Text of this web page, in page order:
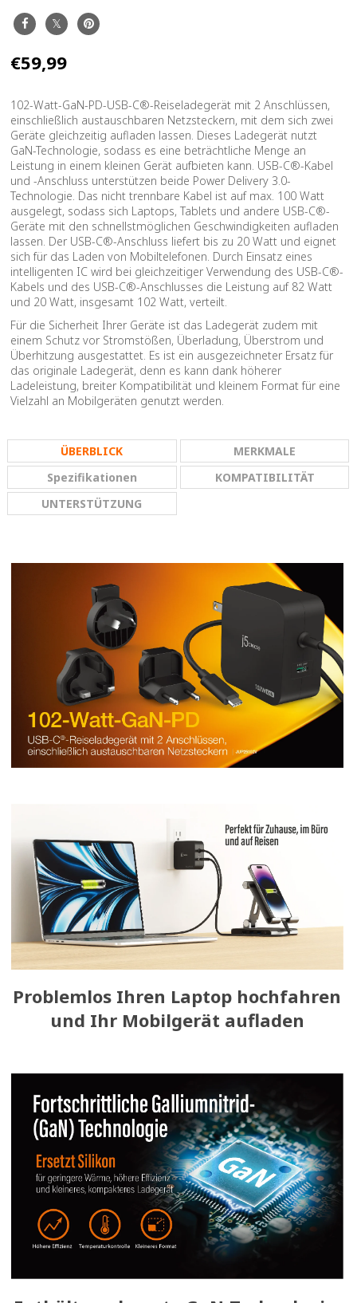
€59,99
102-Watt-GaN-PD-USB-C®-Reiseladegerät mit 2 Anschlüssen,
einschließlich austauschbaren Netzsteckern, mit dem sich zwei
Geräte gleichzeitig aufladen lassen. Dieses Ladegerät nutzt
GaN-Technologie, sodass es eine beträchtliche Menge an
Leistung in einem kleinen Gerät aufbieten kann. USB-C®-Kabel
und -Anschluss unterstützen beide Power Delivery 3.0-
Technologie. Das nicht trennbare Kabel ist auf max. 100 Watt
ausgelegt, sodass sich Laptops, Tablets und andere USB-C®-
Geräte mit den schnellstmöglichen Geschwindigkeiten aufladen
lassen. Der USB-C®-Anschluss liefert bis zu 20 Watt und eignet
sich für das Laden von Mobiltelefonen. Durch Einsatz eines
intelligenten IC wird bei gleichzeitiger Verwendung des USB-C®-
Kabels und des USB-C®-Anschlusses die Leistung auf 82 Watt
und 20 Watt, insgesamt 102 Watt, verteilt.
Für die Sicherheit Ihrer Geräte ist das Ladegerät zudem mit
einem Schutz vor Stromstößen, Überladung, Überstrom und
Überhitzung ausgestattet. Es ist ein ausgezeichneter Ersatz für
das originale Ladegerät, denn es kann dank höherer
Ladeleistung, breiter Kompatibilität und kleinem Format für eine
Vielzahl an Mobilgeräten genutzt werden.
ÜBERBLICK
MERKMALE
Spezifikationen
KOMPATIBILITÄT
UNTERSTÜTZUNG
Problemlos Ihren Laptop hochfahren
und Ihr Mobilgerät aufladen